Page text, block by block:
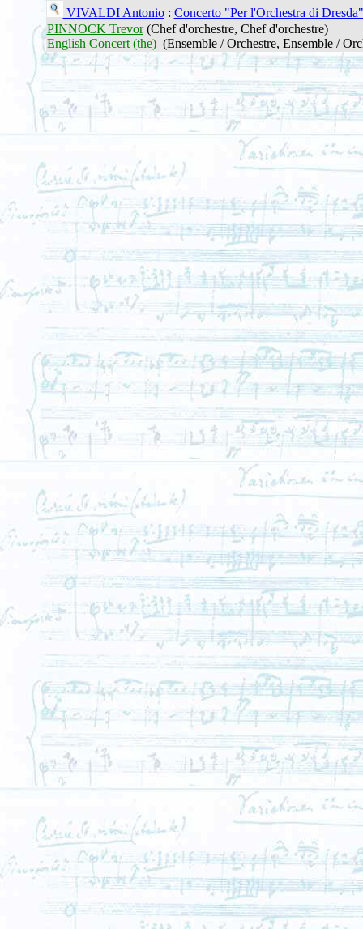
VIVALDI Antonio: Concerto "Per l'Orchestra di Dresda"
PINNOCK Trevor(Chef d'orchestre, Chef d'orchestre)
English Concert (the) (Ensemble / Orchestre, Ensemble /